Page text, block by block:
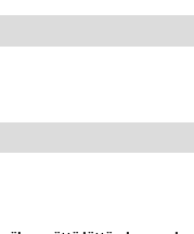
Muistatko?
sarjassa
olkatoppaukset